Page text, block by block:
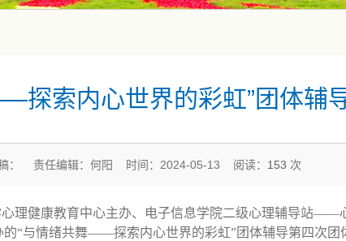
探索内心世界的彩虹”团体辅
： 责任编辑：何阳 时间：2024-05-13 阅读： 153 次
心理健康教育中心主办、电子信息学院二级心理辅导站——
“与情绪共舞——探索内心世界的彩虹”团体辅导第四次团